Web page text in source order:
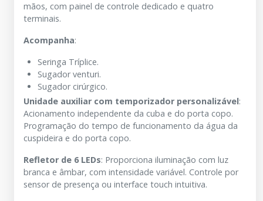
mãos, com painel de controle dedicado e quatro
terminais.
Acompanha:
Seringa Tríplice.
Sugador venturi.
Sugador cirúrgico.
Unidade auxiliar com temporizador personalizável:
Acionamento independente da cuba e do porta copo.
Programação do tempo de funcionamento da água da
cuspideira e do porta copo.
Refletor de 6 LEDs: Proporciona iluminação com luz
branca e âmbar, com intensidade variável. Controle por
sensor de presença ou interface touch intuitiva.